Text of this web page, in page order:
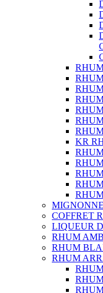
KR
COFFRET
LIQUEUR
RHUM
RHUM
RHUM